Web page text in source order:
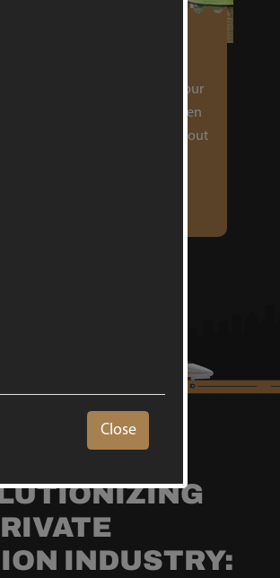
ensures that the safety of your
maximized as it prevents sudden
This allows you to rest easy without
INDUSTRY:
Close